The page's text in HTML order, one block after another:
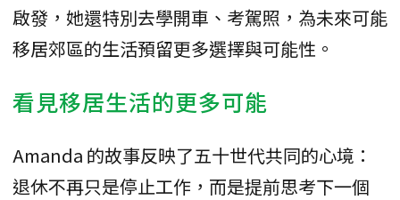
啟發，她還特別去學開車、考駕照，為未來可能
移居郊區的生活預留更多選擇與可能性。
看見移居生活的更多可能
Amanda 的故事反映了五十世代共同的心境：
退休不再只是停止工作，而是提前思考下一個